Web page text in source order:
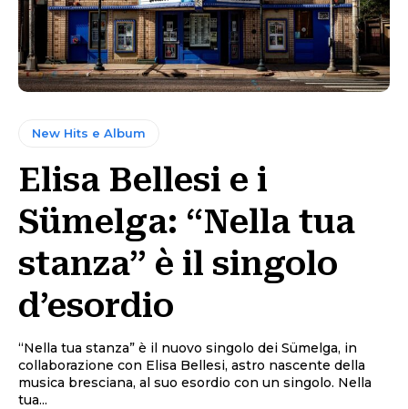
New Hits e Album
Elisa Bellesi e i
Sümelga: “Nella tua
stanza” è il singolo
d’esordio
“Nella tua stanza” è il nuovo singolo dei Sümelga, in
collaborazione con Elisa Bellesi, astro nascente della
musica bresciana, al suo esordio con un singolo. Nella
tua...